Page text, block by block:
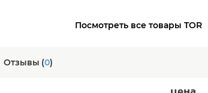
Посмотреть все товары TOR
Отзывы (0)